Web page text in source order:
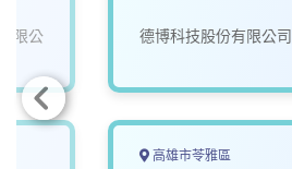
限公 德博科技股份有限公司
高雄市苓雅區